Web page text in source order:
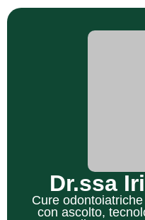
Dr.ssa
Cure
con ascolto,